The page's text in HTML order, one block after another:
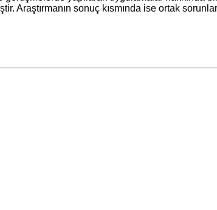
Araştırmanın sonuç kısmında ise ortak